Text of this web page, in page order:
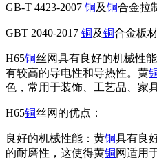
GB-T 4423-2007 铜 及铜合金拉
GBT 2040-2017 铜 及铜合金板
H65铜丝网具有良好的机械性
有较高的导电性和导热性。黄
色，常用于装饰、工艺品、家
H65铜丝网的优点：
良好的机械性能：黄铜具有良
的耐磨性，这使得黄铜 网适用